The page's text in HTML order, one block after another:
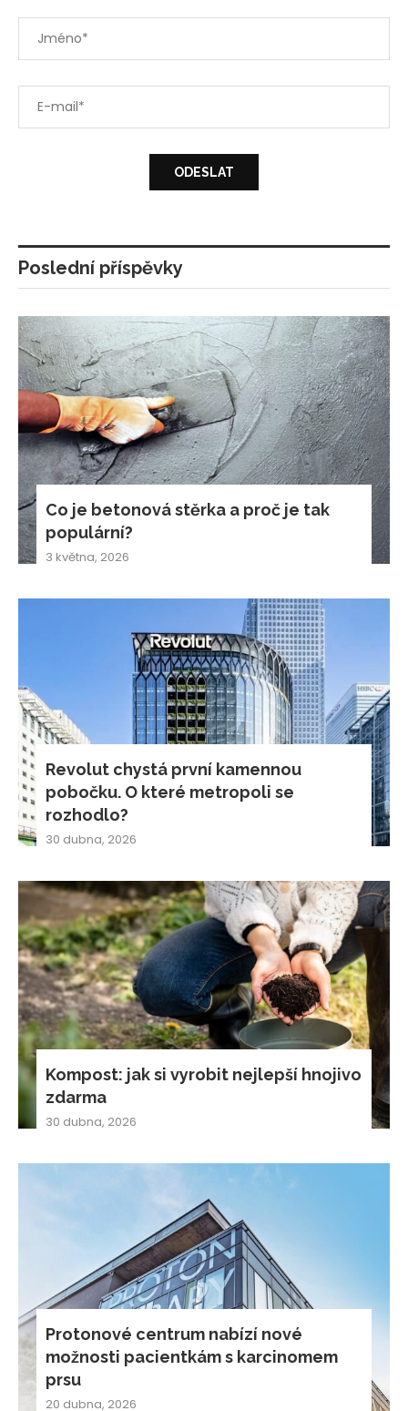
Poslední příspěvky
Co je betonová stěrka a proč je tak
populární?
3 května, 2026
Revolut chystá první kamennou
pobočku. O které metropoli se
rozhodlo?
30 dubna, 2026
Kompost: jak si vyrobit nejlepší hnojivo
zdarma
30 dubna, 2026
Protonové centrum nabízí nové
možnosti pacientkám s karcinomem
prsu
20 dubna, 2026